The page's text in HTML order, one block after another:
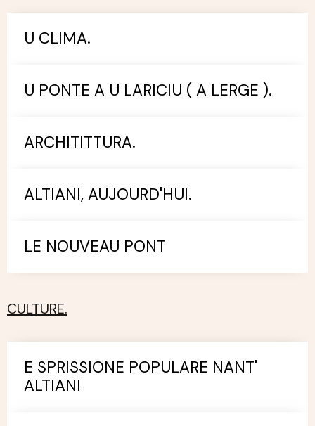
U CLIMA.
U PONTE A U LARICIU ( A LERGE ).
ARCHITITTURA.
ALTIANI, AUJOURD'HUI.
LE NOUVEAU PONT
CULTURE.
E SPRISSIONE POPULARE NANT'
ALTIANI